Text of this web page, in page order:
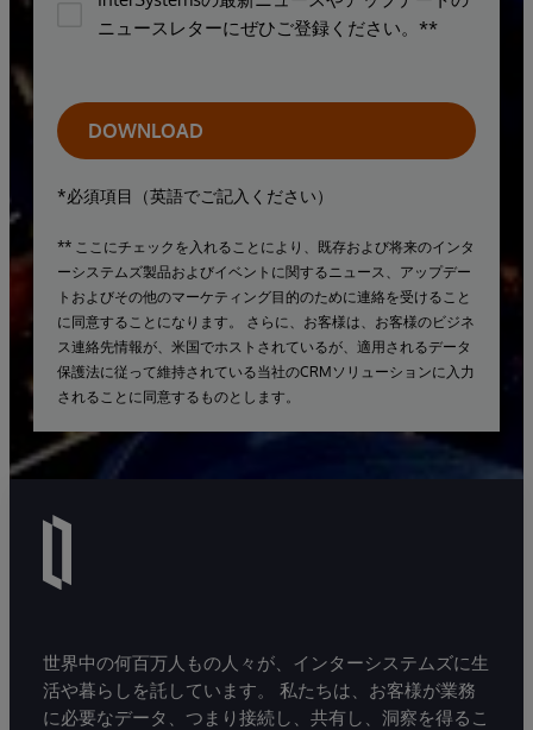
ニュースレターにぜひご登録ください。**
DOWNLOAD
*必須項目（英語でご記入ください）
** ここにチェックを入れることにより、既存および将来のインタ
ーシステムズ製品およびイベントに関するニュース、アップデー
トおよびその他のマーケティング目的のために連絡を受けること
に同意することになります。 さらに、お客様は、お客様のビジネ
ス連絡先情報が、米国でホストされているが、適用されるデータ
保護法に従って維持されている当社のCRMソリューションに入力
されることに同意するものとします。
世界中の何百万人もの人々が、インターシステムズに生
活や暮らしを託しています。 私たちは、お客様が業務
に必要なデータ、つまり接続し、共有し、洞察を得るこ